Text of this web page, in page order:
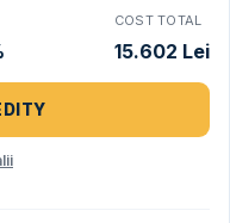
COST TOTAL
15.602 Lei